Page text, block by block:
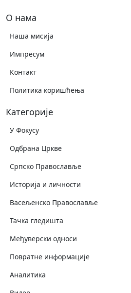
О нама
Наша мисија
Импресум
Контакт
Политика коришћења
Категорије
У Фокусу
Одбрана Цркве
Српско Православље
Историја и личности
Васељенско Православље
Тачка гледишта
Међуверски односи
Повратне информације
Аналитика